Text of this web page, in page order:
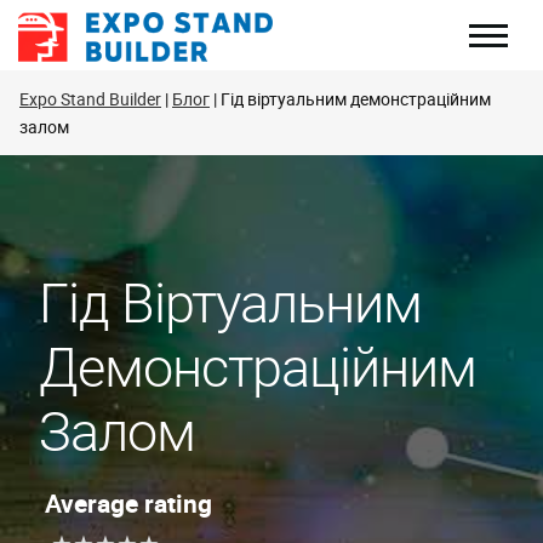
Перейти
Expo Stand Builder Блог Гід віртуальним демонстраційним
залом
Гід Віртуальним
Демонстраційним
Залом
Average rating